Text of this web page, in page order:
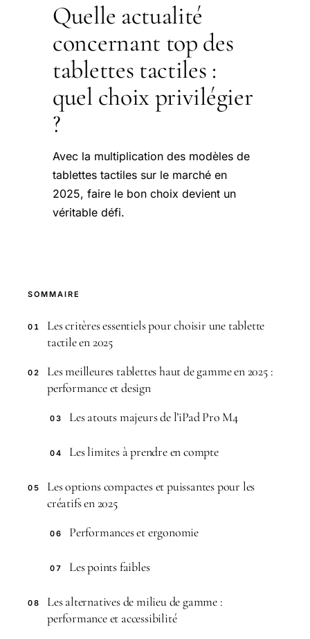
Quelle actualité
concernant top des
tablettes tactiles :
quel choix privilégier
?
Avec la multiplication des modèles de
tablettes tactiles sur le marché en
2025, faire le bon choix devient un
véritable défi.
SOMMAIRE
01
Les critères essentiels pour choisir une tablette
tactile en 2025
02
Les meilleures tablettes haut de gamme en 2025 :
performance et design
03 Les atouts majeurs de l’iPad Pro M4
04 Les limites à prendre en compte
05
Les options compactes et puissantes pour les
créatifs en 2025
06 Performances et ergonomie
07 Les points faibles
08
Les alternatives de milieu de gamme :
performance et accessibilité